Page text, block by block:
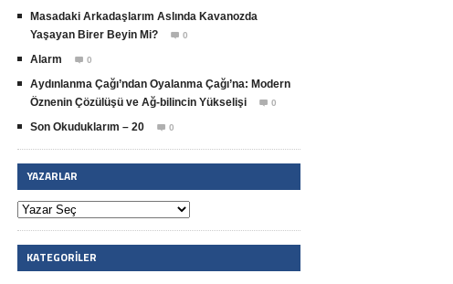
Masadaki Arkadaşlarım Aslında Kavanozda
Yaşayan Birer Beyin Mi?
 0
Alarm  0
Aydınlanma Çağı’ndan Oyalanma Çağı’na: Modern
Öznenin Çözülüşü ve Ağ-bilincin Yükselişi
 0
Son Okuduklarım – 20  0
YAZARLAR
KATEGORILER